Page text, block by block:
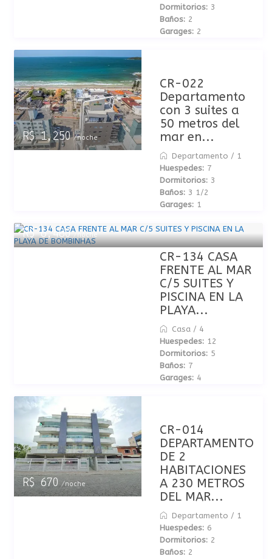
Dormitorios: 3
Baños: 2
Garages: 2
R$ 1,250/noche
CR-022
Departamento
con 3 suites a
50 metros del
mar en...
Departamento / 1
Huespedes: 7
Dormitorios: 3
Baños: 3 1/2
Garages: 1
R$ 6,480/noche
CR-134 CASA
FRENTE AL MAR
C/5 SUITES Y
PISCINA EN LA
PLAYA...
Casa/ 4
Huespedes: 12
Dormitorios: 5
Baños: 7
Garages: 4
R$ 670/noche
CR-014
DEPARTAMENTO
DE 2
HABITACIONES
A 230 METROS
DEL MAR...
Departamento / 1
Huespedes: 6
Dormitorios: 2
Baños: 2